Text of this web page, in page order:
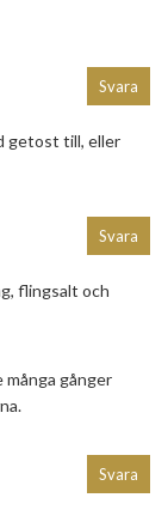
getost till, eller
Svara
flingsalt och
gånger
Svara
Svara